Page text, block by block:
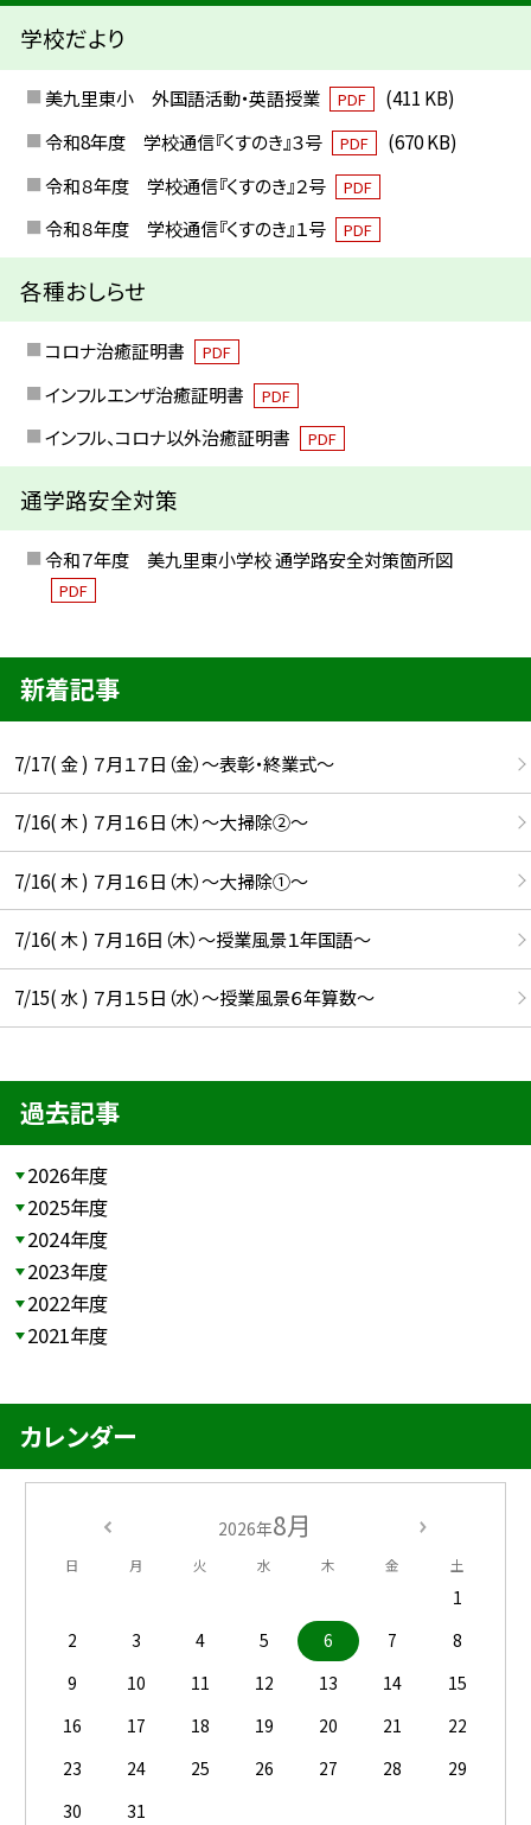
学校だより
美九里東小 外国語活動・英語授業 PDF
(411 KB)
令和8年度 学校通信『くすのき』３号
PDF
(670 KB)
令和８年度 学校通信『くすのき』２号
PDF
令和８年度 学校通信『くすのき』１号 PDF
各種おしらせ
コロナ治癒証明書 PDF
インフルエンザ治癒証明書 PDF
インフル、コロナ以外治癒証明書 PDF
通学路安全対策
令和７年度 美九里東小学校 通学路安全対策箇所図
PDF
新着記事
7/17( 金 ) ７月１７日（金）～表彰・終業式～
7/16( 木 ) ７月１６日（木）～大掃除②～
7/16( 木 ) ７月１６日（木）～大掃除①～
7/16( 木 ) ７月１6日（木）～授業風景１年国語～
7/15( 水 ) ７月１５日（水）～授業風景６年算数～
過去記事
2026年度
2025年度
2024年度
2023年度
2022年度
2021年度
カレンダー
2026年8月
日 月 火 水 木 金 土
1
2
3 4 5 6 7
8
9
10 11 12 13 14
15
16
17 18 19 20 21
22
23
24 25 26 27 28
29
30
31